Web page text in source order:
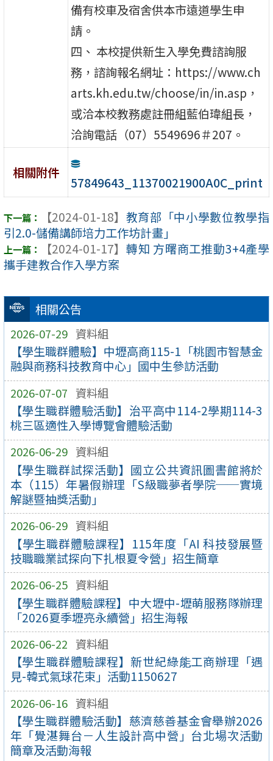
相關公告
2026-07-29 資料組
【學生職群體驗】中壢高商115-1「桃園市智慧金
融與商務科技教育中心」國中生參訪活動
2026-07-07 資料組
【學生職群體驗活動】治平高中114-2學期114-3
桃三區適性入學博覽會體驗活動
2026-06-29 資料組
【學生職群試探活動】國立公共資訊圖書館將於
本（115）年暑假辦理「S級職夢者學院──實境
解謎暨抽獎活動」
2026-06-29 資料組
【學生職群體驗課程】115年度「AI 科技發展暨
技職職業試探向下扎根夏令營」招生簡章
2026-06-25 資料組
【學生職群體驗課程】中大壢中-壢萌服務隊辦理
「2026夏季壢亮永續營」招生海報
2026-06-22 資料組
【學生職群體驗課程】新世紀綠能工商辦理「遇
見-韓式氣球花束」活動1150627
2026-06-16 資料組
【學生職群體驗活動】慈濟慈善基金會舉辦2026
年「覺湛舞台－人生設計高中營」台北場次活動
簡章及活動海報
備有校車及宿舍供本市遠道學生申
請。
四、 本校提供新生入學免費諮詢服
務，諮詢報名網址：https://www.ch
arts.kh.edu.tw/choose/in/in.asp，
或洽本校教務處註冊組藍伯瑋組長，
洽詢電話（07）5549696＃207。
相關附件
57849643_11370021900A0C_print
【2024-01-18】 教育部「中小學數位教學指
引2.0-儲備講師培力工作坊計畫」
【2024-01-17】 轉知 方曙商工推動3+4產學
攜手建教合作入學方案